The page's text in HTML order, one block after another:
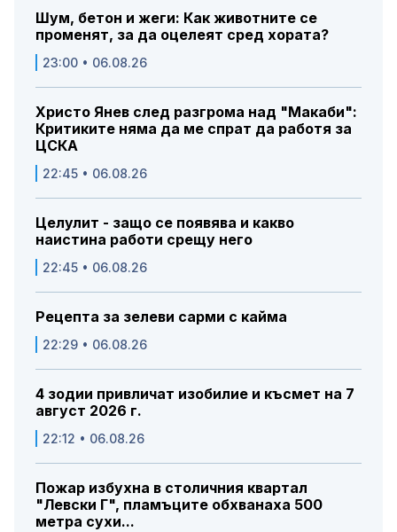
Шум, бетон и жеги: Как животните се
променят, за да оцелеят сред хората?
23:00 • 06.08.26
Христо Янев след разгрома над "Макаби":
Критиките няма да ме спрат да работя за
ЦСКА
22:45 • 06.08.26
Целулит - защо се появява и какво
наистина работи срещу него
22:45 • 06.08.26
Рецепта за зелеви сарми с кайма
22:29 • 06.08.26
4 зодии привличат изобилие и късмет на 7
август 2026 г.
22:12 • 06.08.26
Пожар избухна в столичния квартал
"Левски Г", пламъците обхванаха 500
метра сухи...